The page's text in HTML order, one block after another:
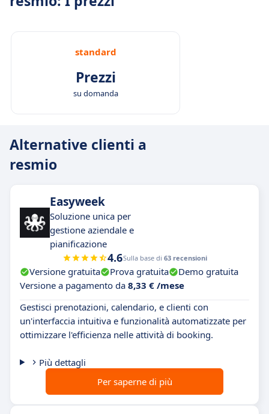
standard
Prezzi
su domanda
Alternative clienti a
resmio
Easyweek
Soluzione unica per
gestione aziendale e
pianificazione
4.6Sulla base di 63 recensioni
Versione gratuita Prova gratuita
Demo gratuita
Versione a pagamento da 8,33 € /mese
Gestisci prenotazioni, calendario, e clienti con
un'interfaccia intuitiva e funzionalità automatizzate per
ottimizzare l'efficienza nelle attività di booking.
Più dettagli
Per saperne di più